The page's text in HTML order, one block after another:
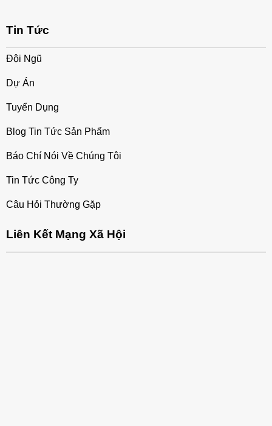
Tin Tức
Đội Ngũ
Dự Án
Tuyển Dụng
Blog Tin Tức Sản Phẩm
Báo Chí Nói Về Chúng Tôi
Tin Tức Công Ty
Câu Hỏi Thường Gặp
Liên Kết Mạng Xã Hội